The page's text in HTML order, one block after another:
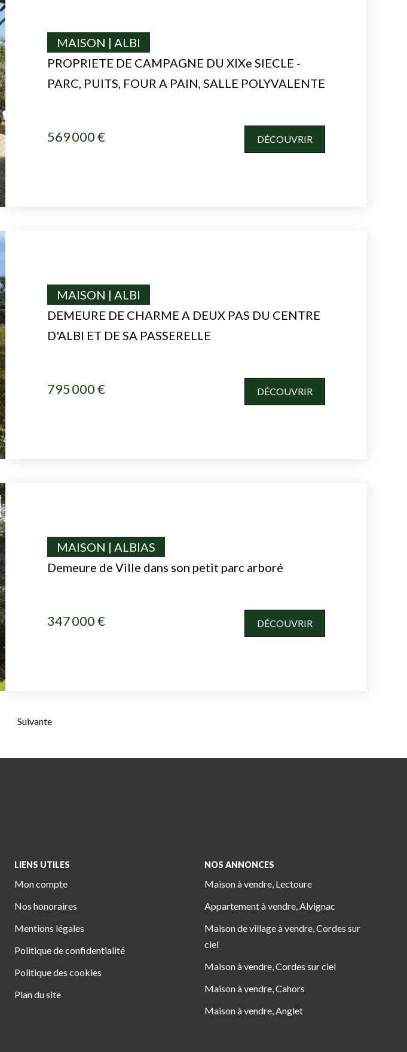
PROPRIETE DE CAMPAGNE DU XIXe SIECLE -
PARC, PUITS, FOUR A PAIN, SALLE POLYVALENTE
MAISON | ALBI
569 000 € DÉCOUVRIR
DEMEURE DE CHARME A DEUX PAS DU CENTRE
D'ALBI ET DE SA PASSERELLE
MAISON | ALBI
795 000 € DÉCOUVRIR
Demeure de Ville dans son petit parc arboré
MAISON | ALBIAS
347 000 € DÉCOUVRIR
Suivante
LIENS UTILES
Mon compte
Nos honoraires
Mentions légales
Politique de confidentialité
Politique des cookies
Plan du site
NOS ANNONCES
Maison à vendre, Lectoure
Appartement à vendre, Alvignac
Maison de village à vendre, Cordes sur
ciel
Maison à vendre, Cordes sur ciel
Maison à vendre, Cahors
Maison à vendre, Anglet